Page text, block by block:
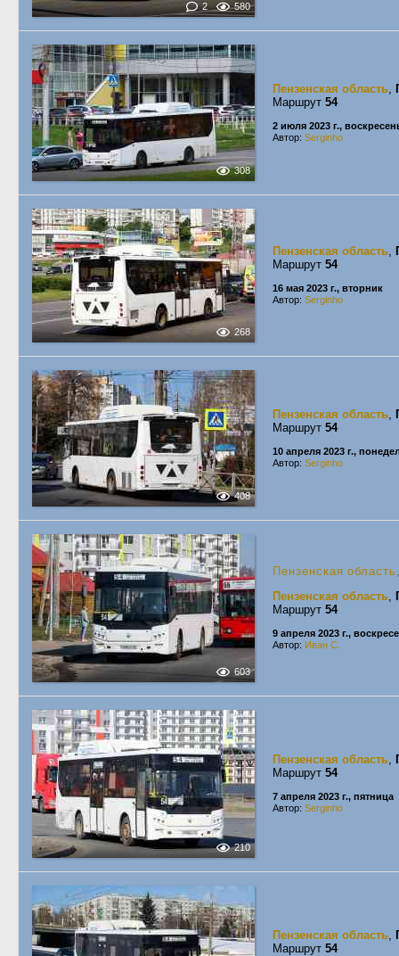
2 580
308
Пензенская область,
Маршрут 54
2 июля 2023 г.,
Автор: Serginho
268
Пензенская область,
Маршрут 54
16 мая 2023 г., вторник
Автор: Serginho
408
Пензенская область,
Маршрут 54
10 апреля 2023 г.,
Автор: Serginho
603
Пензенская область
Пензенская область,
Маршрут 54
9 апреля 2023 г.,
Автор: Иван С.
210
Пензенская область,
Маршрут 54
7 апреля 2023 г., пятница
Автор: Serginho
Пензенская область,
Маршрут 54